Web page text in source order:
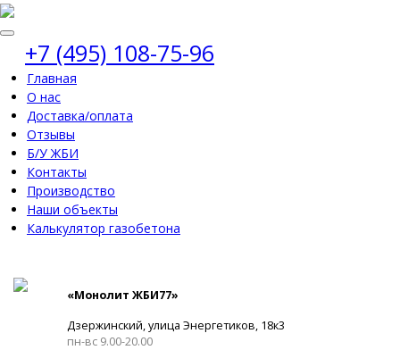
+7 (495) 108-75-96
Главная
О нас
Доставка/оплата
Отзывы
Б/У ЖБИ
Контакты
Производство
Наши объекты
Калькулятор газобетона
«Монолит ЖБИ77»
Дзержинский, улица Энергетиков, 18к3
пн-вс 9.00-20.00